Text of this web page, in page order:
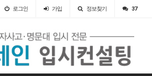
로그인 가입 정보찾기 37